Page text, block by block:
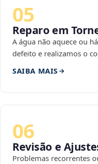
05
Reparo em
A água não aquece ou
defeito e realizamos o
SAIBA MAIS
06
Revisão e
Problemas recorrentes